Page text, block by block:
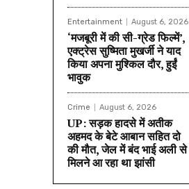
Entertainment August 6, 2026
‘मजबूरी में की सी-ग्रेड फिल्में’,
एक्ट्रेस सुष्मिता मुखर्जी ने याद
किया अपना मुश्किल दौर, हुईं
भावुक
Crime August 6, 2026
UP: सड़क हादसे में अतीक
अहमद के बेटे आबान सहित दो
की मौत, जेल में बंद भाई अली से
मिलने आ रहा था झांसी